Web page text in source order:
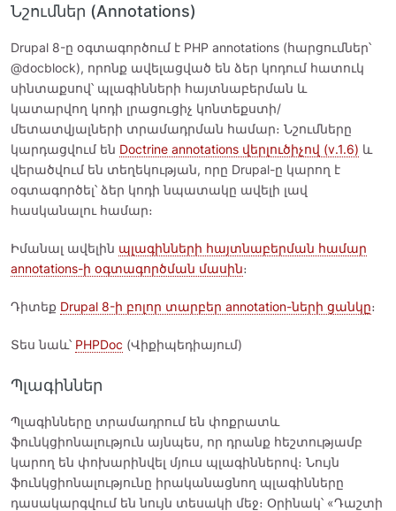
Նշումներ (Annotations)
Drupal 8-ը օգտագործում է PHP annotations (հարցումներ՝
@docblock), որոնք ավելացված են ձեր կոդում հատուկ
սինտաքսով՝ պլագինների հայտնաբերման և
կատարվող կոդի լրացուցիչ կոնտեքստի/
մետատվյալների տրամադրման համար։ Նշումները
կարդացվում են Doctrine annotations վերլուծիչով (v.1.6) և
վերածվում են տեղեկության, որը Drupal-ը կարող է
օգտագործել՝ ձեր կոդի նպատակը ավելի լավ
հասկանալու համար։
Իմանալ ավելին պլագինների հայտնաբերման համար
annotations-ի օգտագործման մասին։
Դիտեք Drupal 8-ի բոլոր տարբեր annotation-ների ցանկը։
Տես նաև՝ PHPDoc (Վիքիպեդիայում)
Պլագիններ
Պլագինները տրամադրում են փոքրատև
ֆունկցիոնալություն այնպես, որ դրանք հեշտությամբ
կարող են փոխարինվել մյուս պլագիններով։ Նույն
ֆունկցիոնալությունը իրականացնող պլագինները
դասակարգվում են նույն տեսակի մեջ։ Օրինակ՝ «Դաշտի